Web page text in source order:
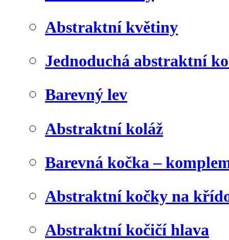
Abstraktní květiny
Jednoduchá abstraktní
Barevný lev
Abstraktní koláž
Barevná kočka –
Abstraktní kočky na
Abstraktní kočičí hlava